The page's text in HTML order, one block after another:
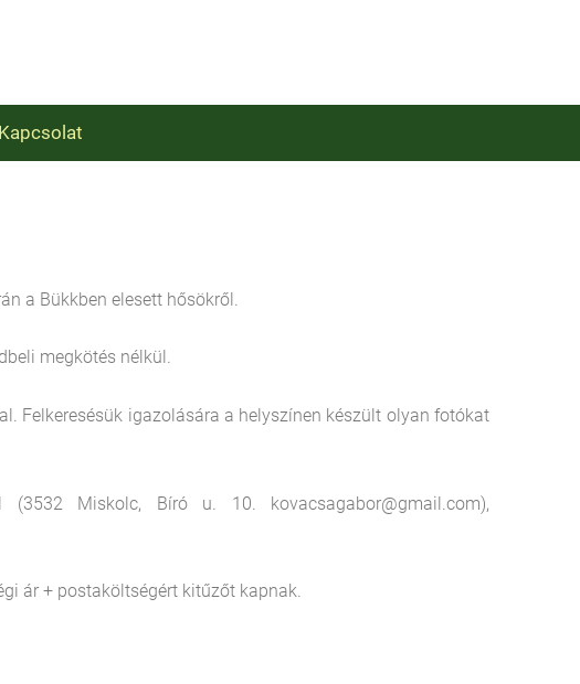
Kapcsolat
a Bükkben elesett hősökről.
megkötés nélkül.
Felkeresésük igazolására a helyszínen készült olyan fotókat
Miskolc, Bíró u. 10. kovacsagabor@gmail.com),
ár + postaköltségért kitűzőt kapnak.